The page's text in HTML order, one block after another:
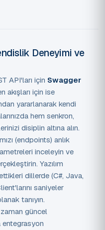
Deneyimi ve
API'ları için Swagger
akışları için ise
yararlanarak kendi
hem senkron,
disiplin altına alın.
(endpoints) anlık
inceleyin ve
Yazılım
dillerde (C#, Java,
saniyeler
tanıyın.
güncel